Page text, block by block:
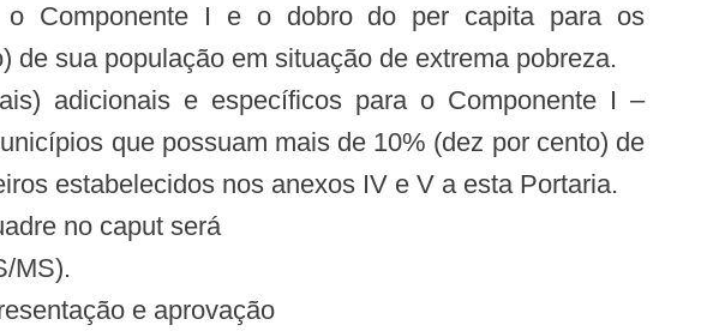
o Componente I e o dobro do per capita para os
sua população em situação de extrema pobreza.
adicionais e específicos para o Componente I –
que possuam mais de 10% (dez por cento) de
estabelecidos nos anexos IV e V a esta Portaria.
no caput será
MS).
e aprovação